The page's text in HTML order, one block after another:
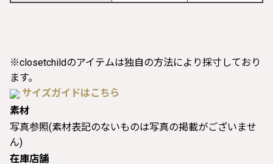
※closetchildのアイテムは独自の方法により採寸しており
ます。
サイズガイドはこちら
素材
写真参照(素材表記のないものは写真の掲載がございませ
ん)
在庫店舗